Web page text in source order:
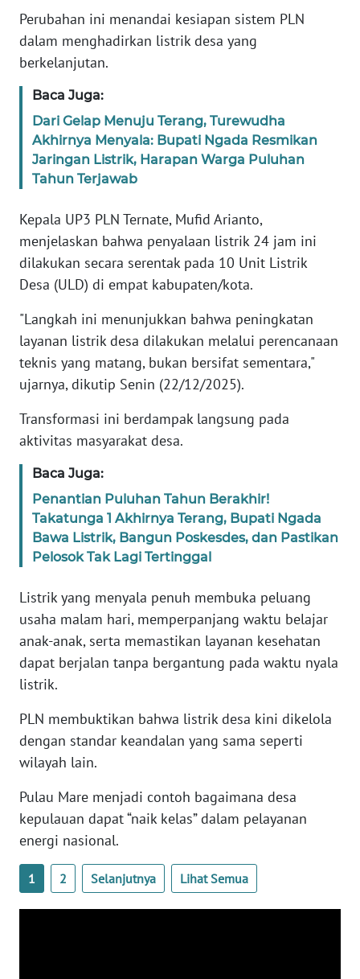
Perubahan ini menandai kesiapan sistem PLN
dalam menghadirkan listrik desa yang
berkelanjutan.
Baca Juga:
Dari Gelap Menuju Terang, Turewudha
Akhirnya Menyala: Bupati Ngada Resmikan
Jaringan Listrik, Harapan Warga Puluhan
Tahun Terjawab
Kepala UP3 PLN Ternate, Mufid Arianto,
menjelaskan bahwa penyalaan listrik 24 jam ini
dilakukan secara serentak pada 10 Unit Listrik
Desa (ULD) di empat kabupaten/kota.
"Langkah ini menunjukkan bahwa peningkatan
layanan listrik desa dilakukan melalui perencanaan
teknis yang matang, bukan bersifat sementara,"
ujarnya, dikutip Senin (22/12/2025).
Transformasi ini berdampak langsung pada
aktivitas masyarakat desa.
Baca Juga:
Penantian Puluhan Tahun Berakhir!
Takatunga 1 Akhirnya Terang, Bupati Ngada
Bawa Listrik, Bangun Poskesdes, dan Pastikan
Pelosok Tak Lagi Tertinggal
Listrik yang menyala penuh membuka peluang
usaha malam hari, memperpanjang waktu belajar
anak-anak, serta memastikan layanan kesehatan
dapat berjalan tanpa bergantung pada waktu nyala
listrik.
PLN membuktikan bahwa listrik desa kini dikelola
dengan standar keandalan yang sama seperti
wilayah lain.
Pulau Mare menjadi contoh bagaimana desa
kepulauan dapat “naik kelas” dalam pelayanan
energi nasional.
1 2 Selanjutnya Lihat Semua
Wahana
Regional
SUMUT
WN
JAKARTA
WN
JABAR
WN
WN
NTT
KEPRI
WN
WN
PAPUA
BARAT
WN
RIAU
WN
SERAMBI
WN
JAMBI
SULTRA
WN